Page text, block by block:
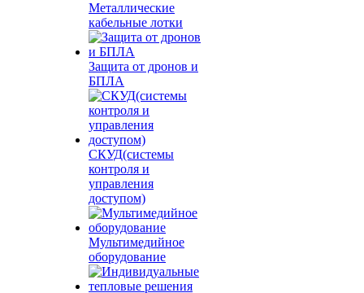
Металлические
кабельные лотки
Защита от дронов и
БПЛА
СКУД(системы
контроля и
управления
доступом)
Мультимедийное
оборудование